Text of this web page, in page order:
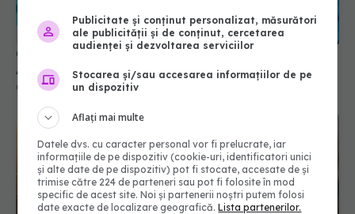
Alzheimer ar putea schimba tratamentul bolii
03 aug 2026, 20:08
Publicitate și conținut personalizat, măsurători
ale publicității și de conținut, cercetarea
audienței și dezvoltarea serviciilor
Stocarea și/sau accesarea informațiilor de pe
un dispozitiv
Aflați mai multe
Datele dvs. cu caracter personal vor fi prelucrate, iar
informațiile de pe dispozitiv (cookie-uri, identificatori unici
și alte date de pe dispozitiv) pot fi stocate, accesate de și
trimise către 224 de parteneri sau pot fi folosite în mod
specific de acest site. Noi și partenerii noștri putem folosi
date exacte de localizare geografică.Lista partenerilor.